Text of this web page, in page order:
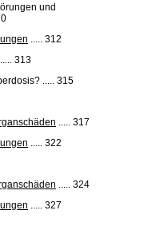
und
..... 312
313
..... 315
..... 317
..... 322
..... 324
..... 327